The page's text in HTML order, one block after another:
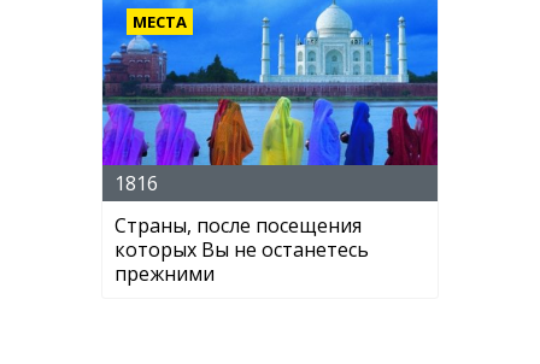
МЕСТА
1816
Страны, после посещения
которых Вы не останетесь
прежними